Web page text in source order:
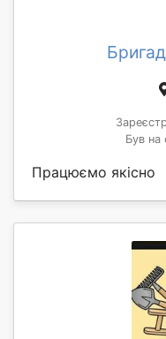
Був на
Працюємо якісно